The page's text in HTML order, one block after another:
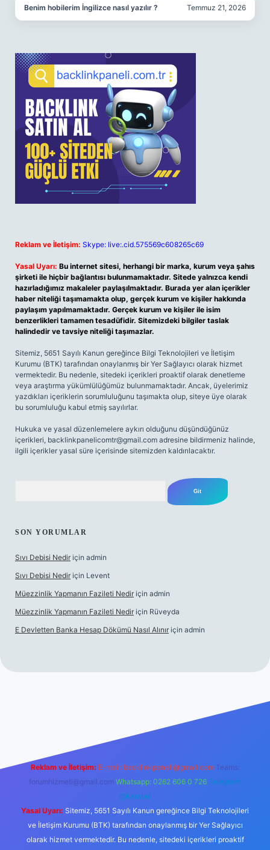
Benim hobilerim İngilizce nasıl yazılır ? Temmuz 21, 2026
Reklam ve İletişim: Skype: live:.cid.575569c608265c69
Yasal Uyarı: Bu internet sitesi, herhangi bir marka, kurum veya şahıs
şirketi ile hiçbir bağlantısı bulunmamaktadır. Sitede yalnızca kendi
hazırladığımız makaleler paylaşılmaktadır. Burada yer alan içerikler
haber niteliği taşımamakta olup, gerçek kurum ve kişiler hakkında
paylaşım yapılmamaktadır. Gerçek kurum ve kişiler ile isim
benzerlikleri tamamen tesadüfidir. Sitemizdeki bilgiler taslak
halindedir ve tavsiye niteliği taşımazlar.
Sitemiz, 5651 Sayılı Kanun gereğince Bilgi Teknolojileri ve İletişim
Kurumu (BTK) tarafından onaylanmış bir Yer Sağlayıcı olarak hizmet
vermektedir. Bu nedenle, sitedeki içerikleri proaktif olarak denetleme
veya araştırma yükümlülüğümüz bulunmamaktadır. Ancak, üyelerimiz
yazdıkları içeriklerin sorumluluğunu taşımakta olup, siteye üye olarak
bu sorumluluğu kabul etmiş sayılırlar.
Hukuka ve yasal düzenlemelere aykırı olduğunu düşündüğünüz
içerikleri, backlinkpanelicomtr@gmail.com adresine bildirmeniz halinde,
ilgili içerikler yasal süre içerisinde sitemizden kaldırılacaktır.
SON YORUMLAR
Sıvı Debisi Nedir için admin
Sıvı Debisi Nedir için Levent
Müezzinlik Yapmanın Fazileti Nedir için admin
Müezzinlik Yapmanın Fazileti Nedir için Rüveyda
E Devletten Banka Hesap Dökümü Nasıl Alınır için admin
Reklam ve İletişim: E-mail: backlinkpaneli@gmail.com Teams:
forumhizmeti@gmail.com Whatsapp: 0262 606 0 726 Telegram:
@karabul
Yasal Uyarı: Sitemiz, 5651 Sayılı Kanun gereğince Bilgi Teknolojileri
ve İletişim Kurumu (BTK) tarafından onaylanmış bir Yer Sağlayıcı
olarak hizmet vermektedir. Bu nedenle, sitedeki içerikleri proaktif